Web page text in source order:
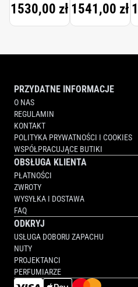
1530,00 zł 1541,00 zł
PRZYDATNE INFORMACJE
O NAS
REGULAMIN
KONTAKT
POLITYKA PRYWATNOŚCI I COOKIES
WSPÓŁPRACUJĄCE BUTIKI
OBSŁUGA KLIENTA
PŁATNOŚCI
ZWROTY
WYSYŁKA I DOSTAWA
FAQ
ODKRYJ
USŁUGA DOBORU ZAPACHU
NUTY
PROJEKTANCI
PERFUMIARZE